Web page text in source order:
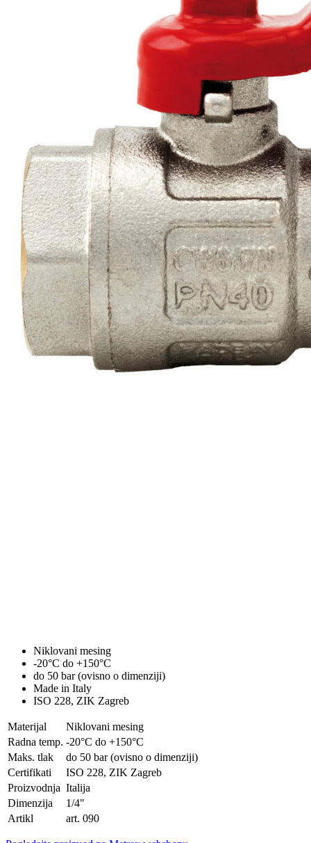
Niklovani mesing
-20°C do +150°C
do 50 bar (ovisno o dimenziji)
Made in Italy
ISO 228, ZIK Zagreb
Materijal
Niklovani mesing
Radna temp. -20°C do +150°C
Maks. tlak
do 50 bar (ovisno o dimenziji)
Certifikati
ISO 228, ZIK Zagreb
Proizvodnja Italija
Dimenzija
1/4"
Artikl
art. 090